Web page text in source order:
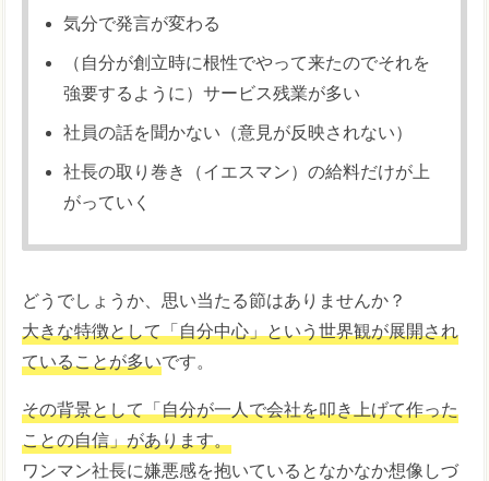
気分で発言が変わる
（自分が創立時に根性でやって来たのでそれを
強要するように）サービス残業が多い
社員の話を聞かない（意見が反映されない）
社長の取り巻き（イエスマン）の給料だけが上
がっていく
どうでしょうか、思い当たる節はありませんか？
大きな特徴として「自分中心」という世界観が展開され
ていることが多いです。
その背景として「自分が一人で会社を叩き上げて作った
ことの自信」があります。
ワンマン社長に嫌悪感を抱いているとなかなか想像しづ